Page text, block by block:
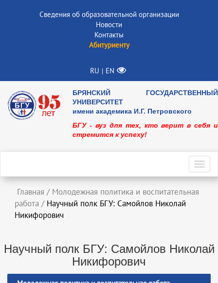
Сведения об образовательной организации
Новости
Контакты
Абитуриенту
RU | EN
БРЯНСКИЙ ГОСУДАРСТВЕННЫЙ
УНИВЕРСИТЕТ
имени академика И.Г. Петровского
БГУ - вуз для тех, кто верит в себя и
стремится к успеху!
Главная / Молодежная политика и воспитательная
работа / Научный полк БГУ: Самойлов Николай
Никифорович
Научный полк БГУ: Самойлов Николай
Никифорович